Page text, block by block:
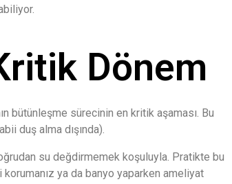
Dönem
bütünleşme sürecinin en kritik aşaması. Bu
duş alma dışında).
su değdirmemek koşuluyla. Pratikte bu
ya da banyo yaparken ameliyat